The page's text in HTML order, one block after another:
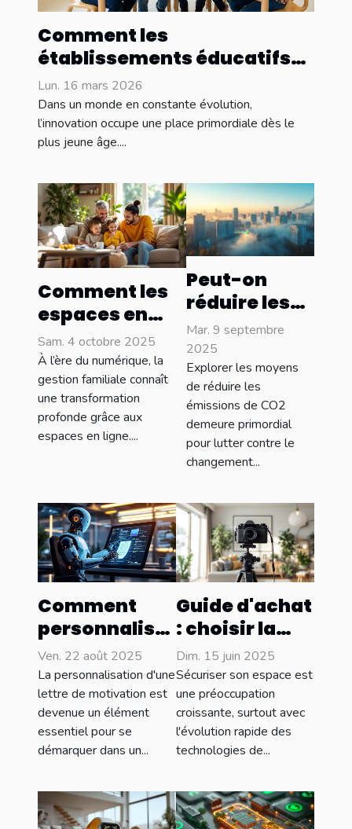
Comment les
établissements éducatifs
stimulent-ils l'innovation
chez les jeunes enfants ?
Lun. 16 mars 2026
Dans un monde en constante évolution,
l’innovation occupe une place primordiale dès le
plus jeune âge....
Comment les
espaces en
ligne
révolutionnent
la gestion
familiale ?
Sam. 4 octobre 2025
À l’ère du numérique, la
gestion familiale connaît
une transformation
profonde grâce aux
espaces en ligne....
Peut-on
réduire les
émissions
de CO2 avec
les réseaux
de chaleur
urbains ?
Mar. 9 septembre
2025
Explorer les moyens
de réduire les
émissions de CO2
demeure primordial
pour lutter contre le
changement...
Comment
personnaliser
une lettre de
motivation
avec
l'intelligence
artificielle ?
Ven. 22 août 2025
La personnalisation d'une
lettre de motivation est
devenue un élément
essentiel pour se
démarquer dans un...
Guide d'achat
: choisir la
meilleure
caméra
discrète pour
votre espace
Dim. 15 juin 2025
Sécuriser son espace est
une préoccupation
croissante, surtout avec
l'évolution rapide des
technologies de...